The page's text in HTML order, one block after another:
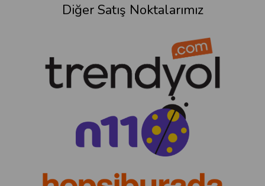
Diğer Satış Noktalarımız